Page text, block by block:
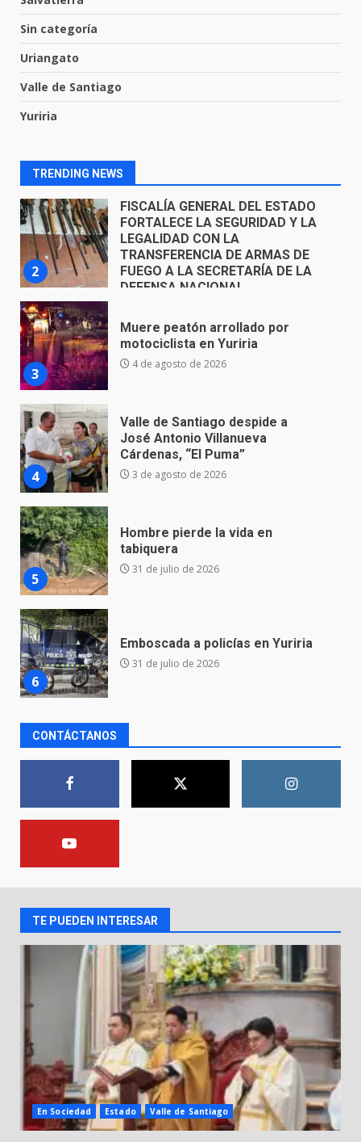
Sin categoría
Uriangato
Valle de Santiago
Yuriria
TRENDING NEWS
1 5 de agosto de 2026
2
TRANSFERENCIA DE ARMAS DE
FUEGO A LA SECRETARÍA DE LA
5 de agosto de 2026
3
Muere peatón arrollado por
motociclista en Yuriria
4 de agosto de 2026
4
Valle de Santiago despide a
José Antonio Villanueva
Cárdenas, “El Puma”
5
Hombre pierde la vida en
tabiquera
31 de julio de 2026
6
Emboscada a policías en Yuriria
31 de julio de 2026
7
Envía Gobierno de la Gente más
de 77 mil
5 de agosto de 2026
DEFENSA NACIONAL
5 de agosto de 2026
3
Muere peatón arrollado por
motociclista en Yuriria
4 de agosto de 2026
4
Valle de Santiago despide a
José Antonio Villanueva
Cárdenas, “El Puma”
3 de agosto de 2026
CONTÁCTANOS
TE PUEDEN INTERESAR
En Sociedad Estado Valle de Santiago